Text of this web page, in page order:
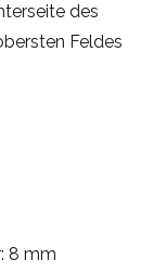
des
Feldes
8 mm